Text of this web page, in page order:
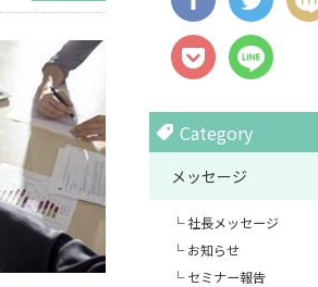
Category
メッセージ
社長メッセージ
お知らせ
セミナー報告